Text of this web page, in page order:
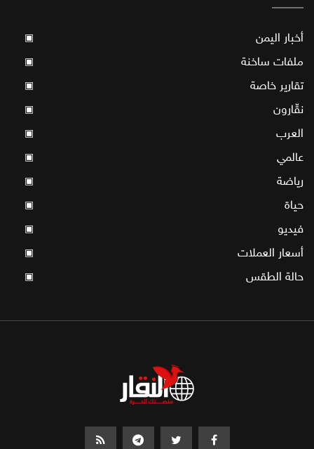
أخبار اليمن ▣
ملفات ساخنة ▣
تقارير خاصة ▣
نقّارون ▣
العرب ▣
عالمي ▣
رياضة ▣
حياة ▣
فيديو ▣
أسعار العملات ▣
حالة الطقس ▣